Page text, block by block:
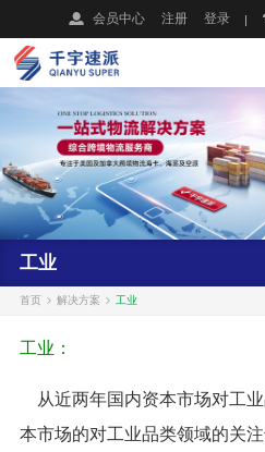
会员中心 注册 登录
工业
首页 解决方案 工业
工业：
从近两年国内资本市场对工
本市场的对工业品类领域的关